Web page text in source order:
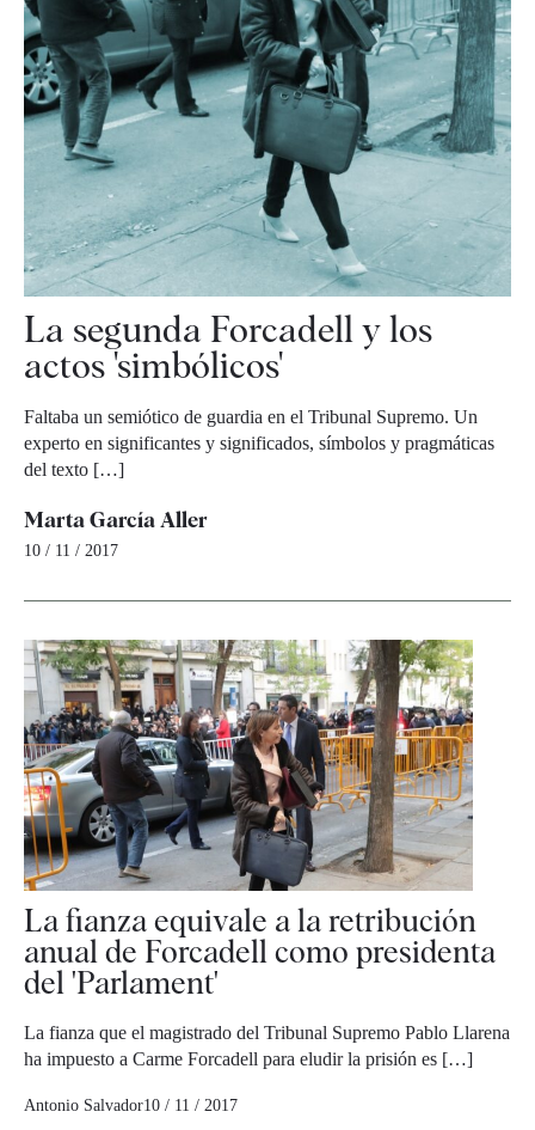
La segunda Forcadell y los
actos 'simbólicos'
Faltaba un semiótico de guardia en el Tribunal Supremo. Un
experto en significantes y significados, símbolos y pragmáticas
del texto […]
Marta García Aller
10 / 11 / 2017
La fianza equivale a la retribución
anual de Forcadell como presidenta
del 'Parlament'
La fianza que el magistrado del Tribunal Supremo Pablo Llarena
ha impuesto a Carme Forcadell para eludir la prisión es […]
Antonio Salvador10 / 11 / 2017